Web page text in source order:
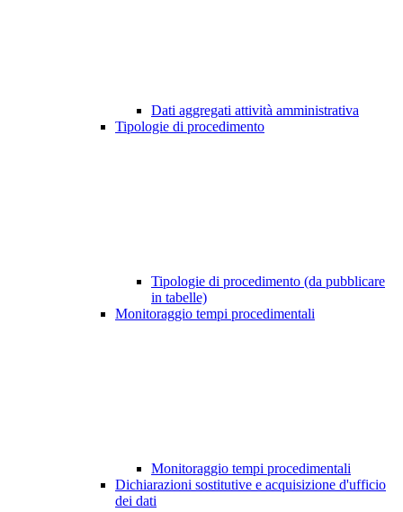
Dati aggregati attività amministrativa
Tipologie di procedimento
Tipologie di procedimento (da pubblicare
in tabelle)
Monitoraggio tempi procedimentali
Monitoraggio tempi procedimentali
Dichiarazioni sostitutive e acquisizione d'ufficio
dei dati